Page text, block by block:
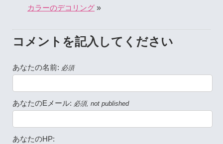
カラーのデコリング »
コメントを記入してください
あなたの名前: 必須
あなたのEメール: 必須, not published
あなたのHP: